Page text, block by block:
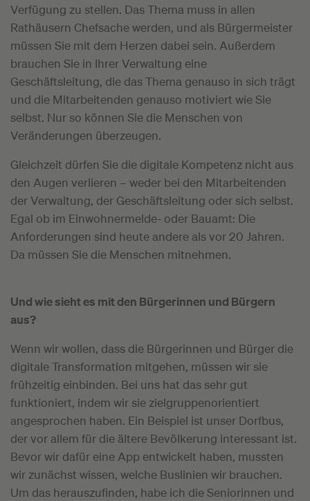
Verfügung zu stellen. Das Thema muss in allen
Rathäusern Chefsache werden, und als Bürgermeister
müssen Sie mit dem Herzen dabei sein. Außerdem
brauchen Sie in Ihrer Verwaltung eine
Geschäftsleitung, die das Thema genauso in sich trägt
und die Mitarbeitenden genauso motiviert wie Sie
selbst. Nur so können Sie die Menschen von
Veränderungen überzeugen.
Gleichzeit dürfen Sie die digitale Kompetenz nicht aus
den Augen verlieren – weder bei den Mitarbeitenden
der Verwaltung, der Geschäftsleitung oder sich selbst.
Egal ob im Einwohnermelde- oder Bauamt: Die
Anforderungen sind heute andere als vor 20 Jahren.
Da müssen Sie die Menschen mitnehmen.
Und wie sieht es mit den Bürgerinnen und Bürgern
aus?
Wenn wir wollen, dass die Bürgerinnen und Bürger die
digitale Transformation mitgehen, müssen wir sie
frühzeitig einbinden. Bei uns hat das sehr gut
funktioniert, indem wir sie zielgruppenorientiert
angesprochen haben. Ein Beispiel ist unser Dorfbus,
der vor allem für die ältere Bevölkerung interessant ist.
Bevor wir dafür eine App entwickelt haben, mussten
wir zunächst wissen, welche Buslinien wir brauchen.
Um das herauszufinden, habe ich die Seniorinnen und